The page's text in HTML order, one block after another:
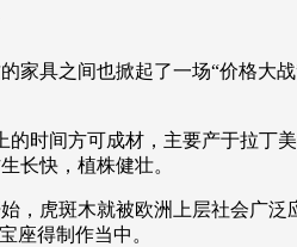
家具之间也掀起了一场“价格大
时间方可成材，主要产于拉丁
长快，植株健壮。
，虎斑木就被欧洲上层社会广
座得制作当中。